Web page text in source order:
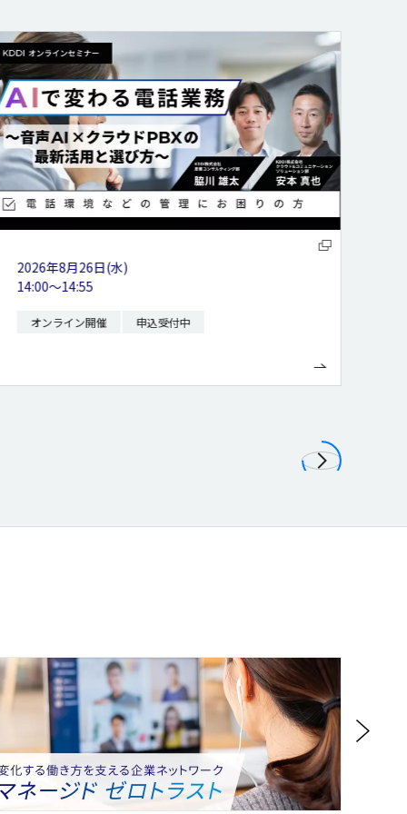
オンライン開催